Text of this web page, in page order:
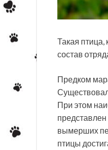
Такая
состав
Предком
При этом
вымерших
птицы